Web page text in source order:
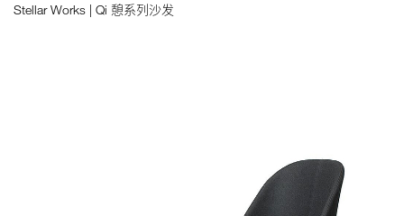
Stellar Works | Qi 憩系列沙发